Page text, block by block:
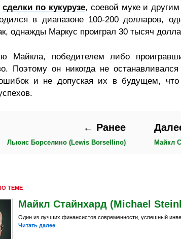
сделки по кукурузе, соевой муке и
в диапазоне 100-200 долларов,
однажды Маркус проиграл 30 тысяч
Майкла, победителем либо
Поэтому он никогда не
и не допуская их в будущем,
← Ранее
Льюис Борселино (Lewis Borsellino) Майкл
ТЕМЕ
Майкл Стайнхард (Michael
Один из лучших финансистов современности, успешный
Читать далее